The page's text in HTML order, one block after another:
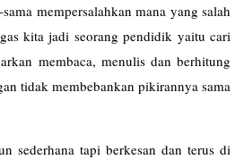
mempersalahkan mana yang salah
kita jadi seorang pendidik yaitu cari
membaca, menulis dan berhitung
tidak membebankan pikirannya sama
sederhana tapi berkesan dan terus di